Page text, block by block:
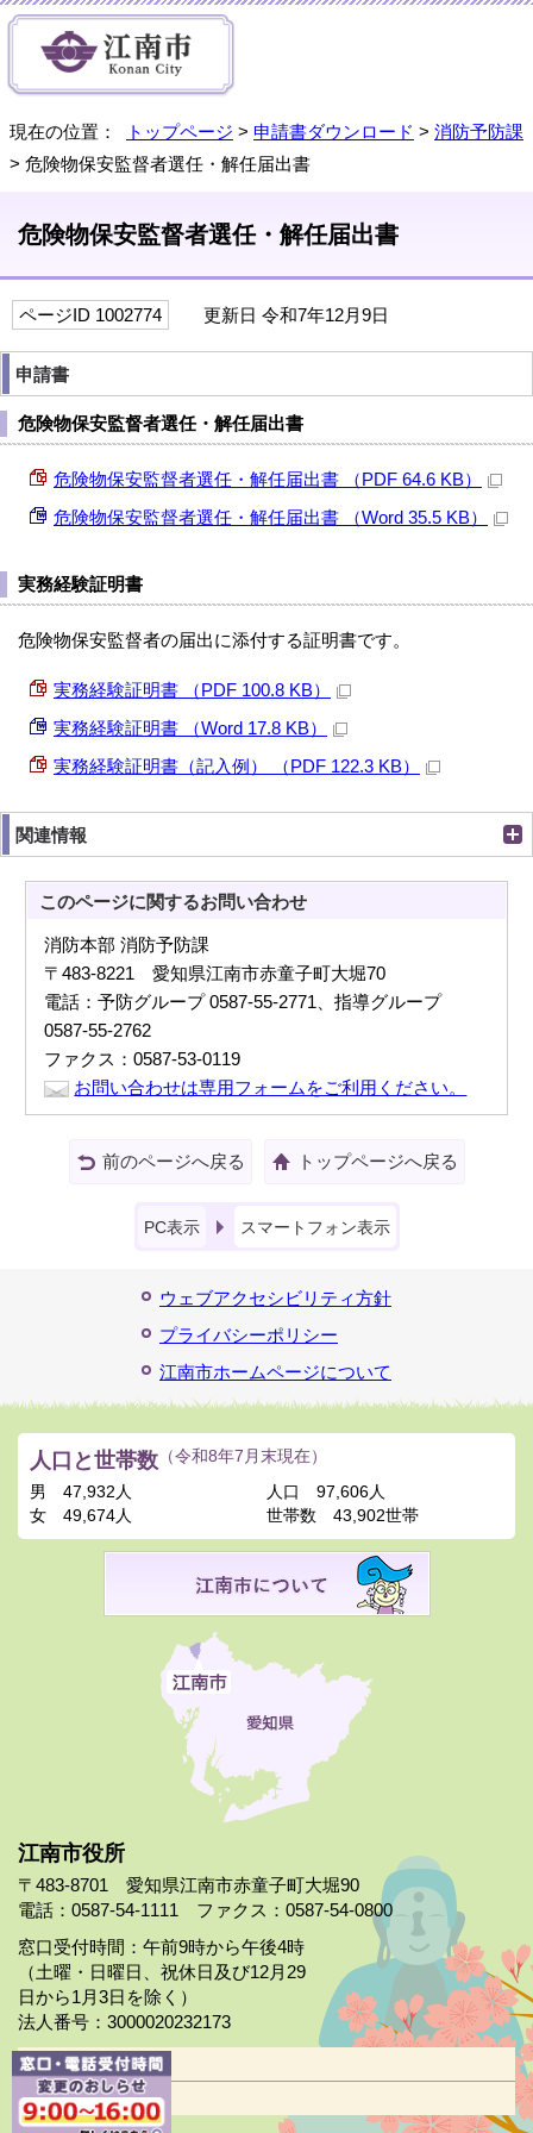
現在の位置： トップページ > 申請書ダウンロード > 消防予防課
> 危険物保安監督者選任・解任届出書
危険物保安監督者選任・解任届出書
ページID 1002774 更新日 令和7年12月9日
申請書
危険物保安監督者選任・解任届出書
危険物保安監督者選任・解任届出書 （PDF 64.6 KB）
危険物保安監督者選任・解任届出書 （Word 35.5 KB）
実務経験証明書
危険物保安監督者の届出に添付する証明書です。
実務経験証明書 （PDF 100.8 KB）
実務経験証明書 （Word 17.8 KB）
実務経験証明書（記入例） （PDF 122.3 KB）
関連情報
このページに関するお問い合わせ
消防本部 消防予防課
〒483-8221 愛知県江南市赤童子町大堀70
電話：予防グループ 0587-55-2771、指導グループ
0587-55-2762
ファクス：0587-53-0119
お問い合わせは専用フォームをご利用ください。
前のページへ戻る トップページへ戻る
PC表示 スマートフォン表示
ウェブアクセシビリティ方針
プライバシーポリシー
江南市ホームページについて
江南市役所
〒483-8701 愛知県江南市赤童子町大堀90
電話：0587-54-1111 ファクス：0587-54-0800
窓口受付時間：午前9時から午後4時
（土曜・日曜日、祝休日及び12月29
日から1月3日を除く）
法人番号：3000020232173
市役所案内
日曜市役所
人口と世帯数 （令和8年7月末現在）
男
47,932人
女
49,674人
人口
97,606人
世帯数
43,902世帯